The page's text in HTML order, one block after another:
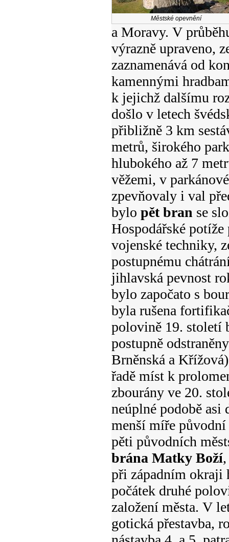
Městské opevnění
a Moravy. V
výrazně upraveno,
zaznamenává od
kamennými
k jejichž dalšímu
došlo v letech
přibližně 3 km
metrů, širokého
hlubokého až 7
věžemi, v
zpevňovaly i val
bylo pět bran se
Hospodářské
vojenské techniky,
postupnému
jihlavská pevnost
bylo započato s
byla rušena
polovině 19. století
postupně
Brněnská a
řadě míst k
zbourány ve 20.
neúplné podobě asi
menší míře
pěti původních
brána Matky Boží
při západním okraji
počátek druhé
založení města. V
gotická přestavba,